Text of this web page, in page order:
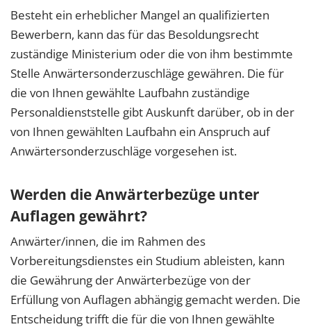
Besteht ein erheblicher Mangel an qualifizierten
Bewerbern, kann das für das Besoldungsrecht
zuständige Ministerium oder die von ihm bestimmte
Stelle Anwärtersonderzuschläge gewähren. Die für
die von Ihnen gewählte Laufbahn zuständige
Personaldienststelle gibt Auskunft darüber, ob in der
von Ihnen gewählten Laufbahn ein Anspruch auf
Anwärtersonderzuschläge vorgesehen ist.
Werden die Anwärterbezüge unter
Auflagen gewährt?
Anwärter/innen, die im Rahmen des
Vorbereitungsdienstes ein Studium ableisten, kann
die Gewährung der Anwärterbezüge von der
Erfüllung von Auflagen abhängig gemacht werden. Die
Entscheidung trifft die für die von Ihnen gewählte